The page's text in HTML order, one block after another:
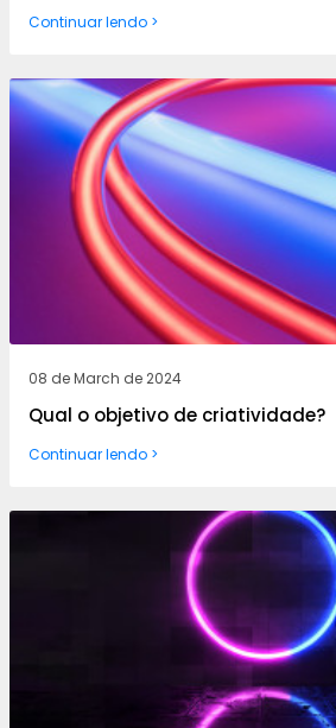
Continuar lendo >
08 de March de 2024
Qual o objetivo de criatividade?
Continuar lendo >